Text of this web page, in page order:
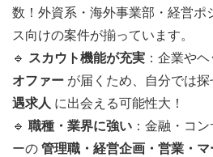
数！外資系・海外事業部・経営ポ
ス向けの案件が揃っています。
🔹 スカウト機能が充実 ：企業や
オファー が届くため、自分では探
遇求人 に出会える可能性大！
🔹 職種・業界に強い ：金融・コ
ーの 管理職・経営企画・営業・